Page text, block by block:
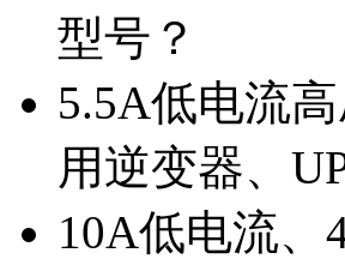
型号？
5.5A低电流
用逆变器、
10A低电流、